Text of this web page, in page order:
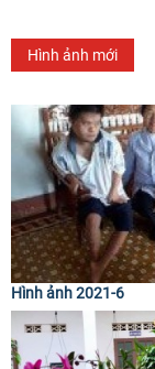
Hình ảnh mới
Hình ảnh 2021-6